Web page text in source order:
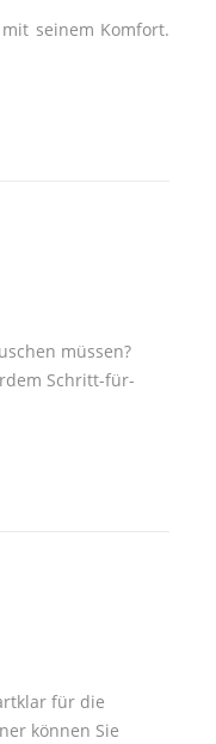
seinem Komfort.
müssen?
Schritt-für-
für die
können Sie